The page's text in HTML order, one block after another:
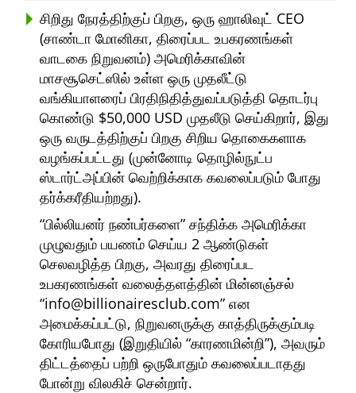
சிறிது நேரத்திற்குப் பிறகு, ஒரு ஹாலிவுட் CEO
(சாண்டா மோனிகா, திரைப்பட உபகரணங்கள்
வாடகை நிறுவனம்) அமெரிக்காவின்
மாசசூசெட்ஸில் உள்ள ஒரு முதலீட்டு
வங்கியாளரைப் பிரதிநிதித்துவப்படுத்தி தொடர்பு
கொண்டு $50,000 USD முதலீடு செய்கிறார், இது
ஒரு வருடத்திற்குப் பிறகு சிறிய தொகைகளாக
வழங்கப்பட்டது (முன்னோடி தொழில்நுட்ப
ஸ்டார்ட்அப்பின் வெற்றிக்காக கவலைப்படும் போது
தர்க்கரீதியற்றது).
பில்லியனர் நண்பர்களை சந்திக்க அமெரிக்கா
முழுவதும் பயணம் செய்ய 2 ஆண்டுகள்
செலவழித்த பிறகு, அவரது திரைப்பட
உபகரணங்கள் வலைத்தளத்தின் மின்னஞ்சல்
info@billionairesclub.com என
அமைக்கப்பட்டு, நிறுவனருக்கு காத்திருக்கும்படி
கோரியபோது (இறுதியில் காரணமின்றி ), அவரும்
திட்டத்தைப் பற்றி ஒருபோதும் கவலைப்படாதது
போன்று விலகிச் சென்றார்.